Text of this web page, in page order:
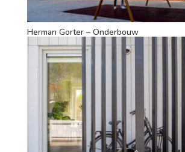
Herman Gorter – Onderbouw